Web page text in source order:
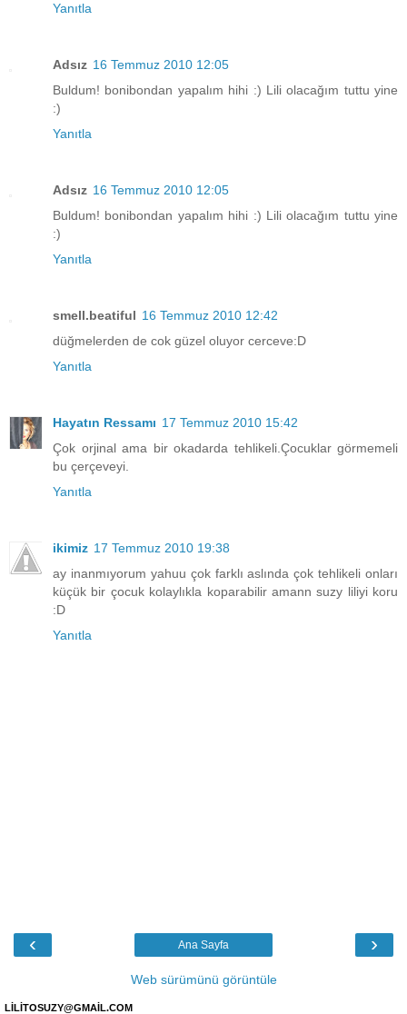
Yanıtla
Adsız 16 Temmuz 2010 12:05
Buldum! bonibondan yapalım hihi :) Lili olacağım tuttu yine
:)
Yanıtla
Adsız 16 Temmuz 2010 12:05
Buldum! bonibondan yapalım hihi :) Lili olacağım tuttu yine
:)
Yanıtla
smell.beatiful 16 Temmuz 2010 12:42
düğmelerden de cok güzel oluyor cerceve:D
Yanıtla
Hayatın Ressamı 17 Temmuz 2010 15:42
Çok orjinal ama bir okadarda tehlikeli.Çocuklar görmemeli
bu çerçeveyi.
Yanıtla
ikimiz 17 Temmuz 2010 19:38
ay inanmıyorum yahuu çok farklı aslında çok tehlikeli onları
küçük bir çocuk kolaylıkla koparabilir amann suzy liliyi koru
:D
Yanıtla
‹ ›
Ana Sayfa
Web sürümünü görüntüle
LİLİTOSUZY@GMAİL.COM